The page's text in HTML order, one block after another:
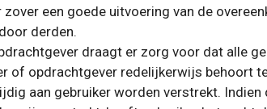
zover een goede uitvoering van de
derden.
draagt er zorg voor dat alle
of opdrachtgever redelijkerwijs behoort
aan gebruiker worden verstrekt.